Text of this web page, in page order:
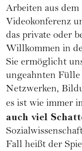
Arbeiten aus
Videokonferenz
das private oder
Willkommen in
Sie ermöglicht
ungeahnten
Netzwerken,
es ist wie immer
auch viel
Fall heißt der